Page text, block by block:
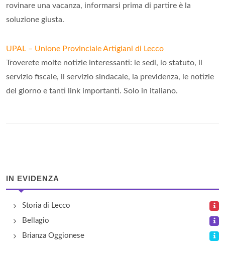
rovinare una vacanza, informarsi prima di partire è la
soluzione giusta.
UPAL – Unione Provinciale Artigiani di Lecco
Troverete molte notizie interessanti: le sedi, lo statuto, il
servizio fiscale, il servizio sindacale, la previdenza, le notizie
del giorno e tanti link importanti. Solo in italiano.
IN EVIDENZA
Storia di Lecco
Bellagio
Brianza Oggionese